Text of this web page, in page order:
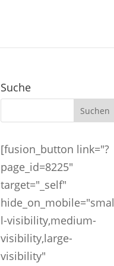
Suche
[fusion_button link="?
page_id=8225"
target="_self"
hide_on_mobile="smal
l-visibility,medium-
visibility,large-
visibility"